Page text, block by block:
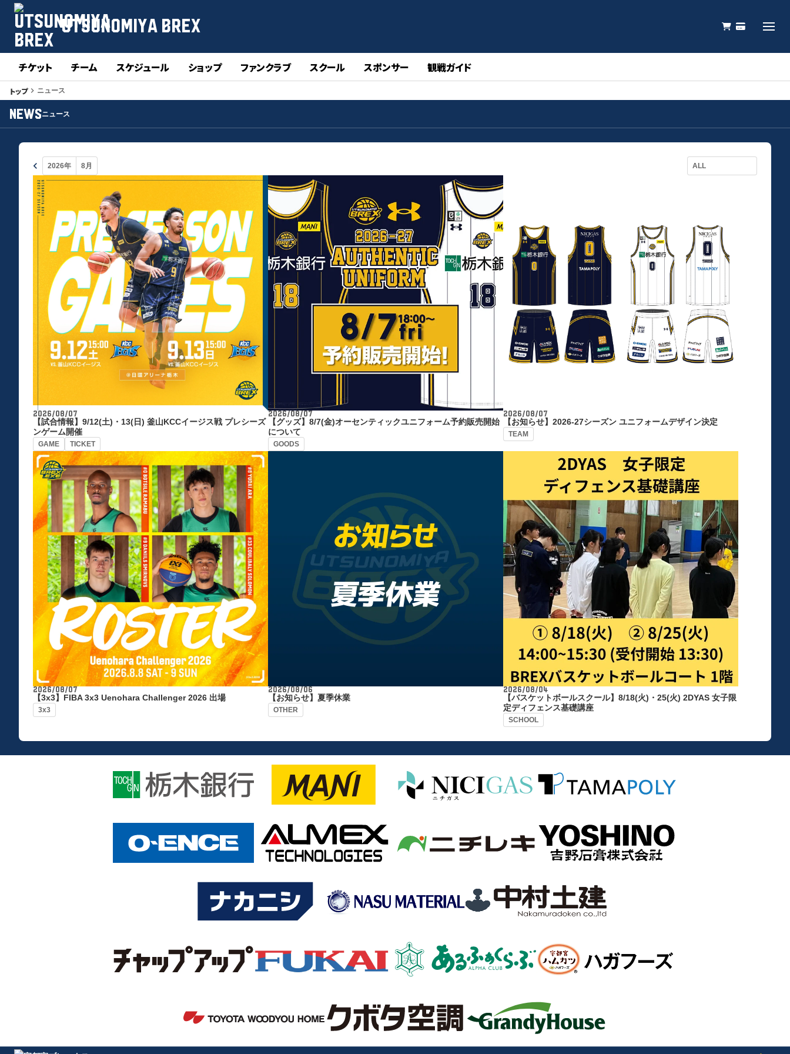
UTSUNOMIYA BREX
チケット チーム スケジュール ショップ ファンクラブ スクール スポンサー 観戦ガイド
トップkeyboard_arrow_right ニュース
NEWSニュース
keyboard_arrow_left
2026/08/07
【試合情報】9/12(土)・13(日) 釜山KCCイージス戦 プレシーズ
ンゲーム開催
GAME TICKET
2026/08/07
【グッズ】8/7(金)オーセンティックユニフォーム予約販売開始
について
GOODS
2026/08/07
【お知らせ】2026-27シーズン ユニフォームデザイン決定
TEAM
2026/08/07
【3x3】FIBA 3x3 Uenohara Challenger 2026 出場
3x3
2026/08/06
【お知らせ】夏季休業
OTHER
2026/08/04
【バスケットボールスクール】8/18(火)・25(火) 2DYAS 女子限
定ディフェンス基礎講座
SCHOOL